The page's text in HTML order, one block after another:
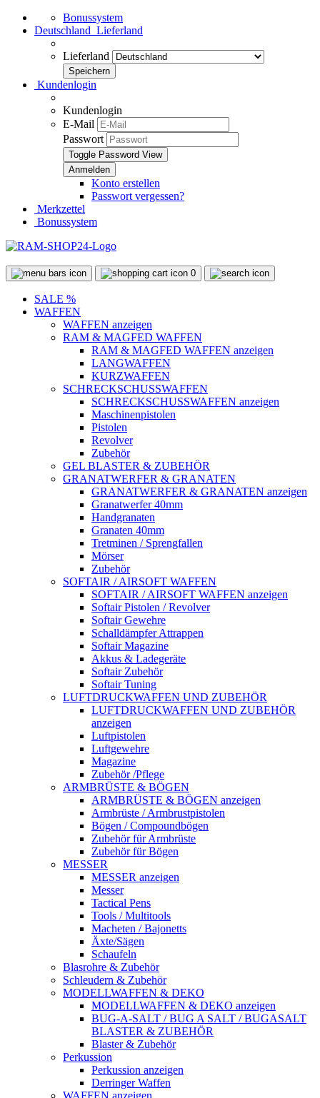
Bonussystem
Deutschland Lieferland
Lieferland
Kundenlogin
Kundenlogin
E-Mail
Passwort
Toggle Password View
Konto erstellen
Passwort vergessen?
Merkzettel
Bonussystem
0
SALE %
WAFFEN
WAFFEN anzeigen
RAM & MAGFED WAFFEN
RAM & MAGFED WAFFEN anzeigen
LANGWAFFEN
KURZWAFFEN
SCHRECKSCHUSSWAFFEN
SCHRECKSCHUSSWAFFEN anzeigen
Maschinenpistolen
Pistolen
Revolver
Zubehör
GEL BLASTER & ZUBEHÖR
GRANATWERFER & GRANATEN
GRANATWERFER & GRANATEN anzeigen
Granatwerfer 40mm
Handgranaten
Granaten 40mm
Tretminen / Sprengfallen
Mörser
Zubehör
SOFTAIR / AIRSOFT WAFFEN
SOFTAIR / AIRSOFT WAFFEN anzeigen
Softair Pistolen / Revolver
Softair Gewehre
Schalldämpfer Attrappen
Softair Magazine
Akkus & Ladegeräte
Softair Zubehör
Softair Tuning
LUFTDRUCKWAFFEN UND ZUBEHÖR
LUFTDRUCKWAFFEN UND ZUBEHÖR
anzeigen
Luftpistolen
Luftgewehre
Magazine
Zubehör /Pflege
ARMBRÜSTE & BÖGEN
ARMBRÜSTE & BÖGEN anzeigen
Armbrüste / Armbrustpistolen
Bögen / Compoundbögen
Zubehör für Armbrüste
Zubehör für Bögen
MESSER
MESSER anzeigen
Messer
Tactical Pens
Tools / Multitools
Macheten / Bajonetts
Äxte/Sägen
Schaufeln
Blasrohre & Zubehör
Schleudern & Zubehör
MODELLWAFFEN & DEKO
MODELLWAFFEN & DEKO anzeigen
BUG-A-SALT / BUG A SALT / BUGASALT
BLASTER & ZUBEHÖR
Blaster & Zubehör
Perkussion
Perkussion anzeigen
Derringer Waffen
WAFFEN anzeigen